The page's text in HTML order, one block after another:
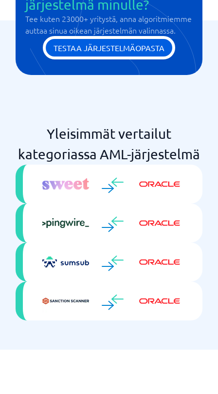
järjestelmä minulle?
Tee kuten 23000+ yritystä, anna algoritmiemme
auttaa sinua oikean järjestelmän valinnassa.
TESTAA JÄRJESTELMÄOPASTA
Yleisimmät vertailut
kategoriassa AML-järjestelmä